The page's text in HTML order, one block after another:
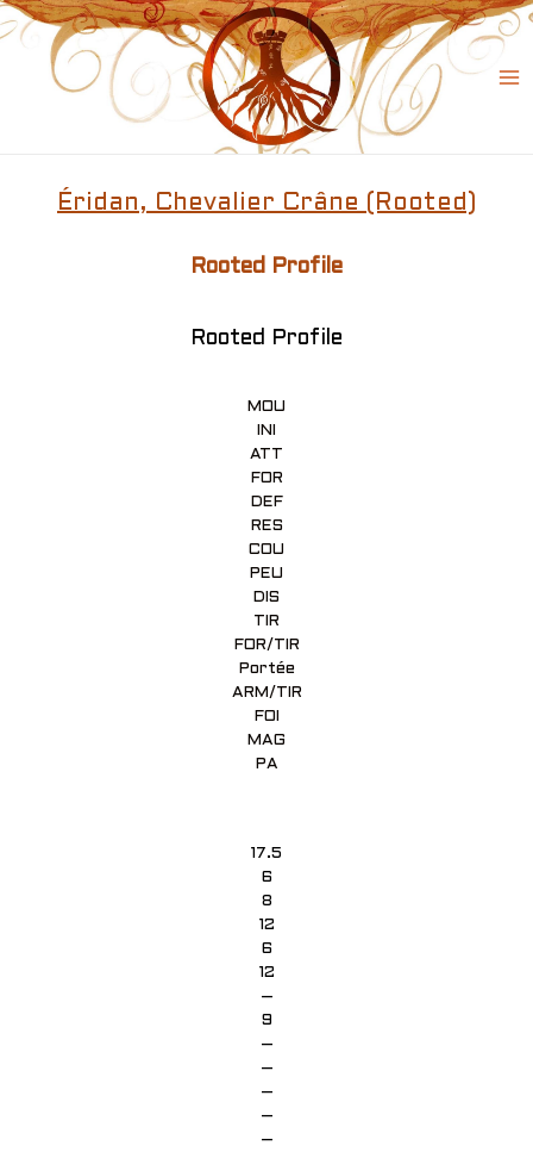
Skip
to
content
Éridan, Chevalier Crâne (Rooted)
Rooted Profile
Rooted Profile
MOU
INI
ATT
FOR
DEF
RES
COU
PEU
DIS
TIR
FOR/TIR
Portée
ARM/TIR
FOI
MAG
PA
17.5
6
8
12
6
12
–
9
–
–
–
–
–